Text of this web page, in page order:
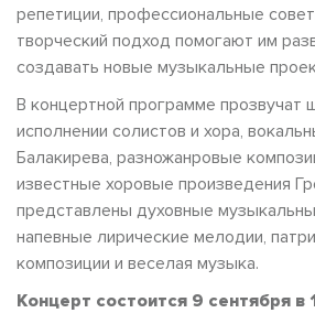
репетиции, профессиональные
творческий подход помогают им
создавать новые музыкальные
В концертной программе
исполнении солистов и хора,
Балакирева, разножанровые
известные хоровые произведения
представлены духовные
напевные лирические мелодии,
композиции и веселая музыка.
Концерт состоится 9 сентября в